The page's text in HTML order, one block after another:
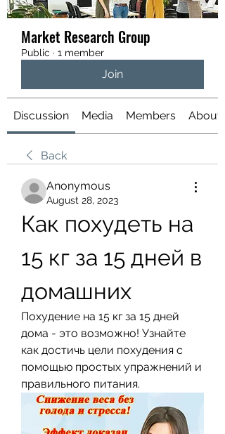
Market Research Group
Public · 1 member
Join
Discussion Media Members About
Back
Anonymous
August 28, 2023
Как похудеть на
15 кг за 15 дней в
домашних
Похудение на 15 кг за 15 дней
дома - это возможно! Узнайте
как достичь цели похудения с
помощью простых упражнений и
правильного питания.